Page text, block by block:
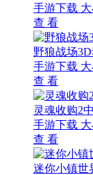
手游下载
查 看
野狼战场
手游下载
查 看
灵魂收购2
手游下载
查 看
迷你小镇世